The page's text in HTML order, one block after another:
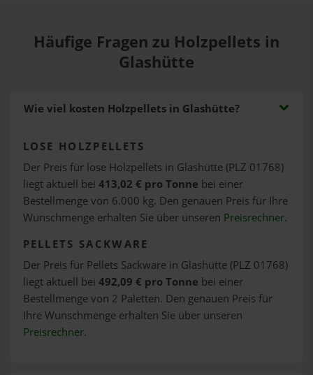
Häufige Fragen zu Holzpellets in
Glashütte
Wie viel kosten Holzpellets in Glashütte?
LOSE HOLZPELLETS
Der Preis für lose Holzpellets in Glashütte (PLZ 01768)
liegt aktuell bei 413,02 € pro Tonne bei einer
Bestellmenge von 6.000 kg. Den genauen Preis für Ihre
Wunschmenge erhalten Sie über unseren Preisrechner.
PELLETS SACKWARE
Der Preis für Pellets Sackware in Glashütte (PLZ 01768)
liegt aktuell bei 492,09 € pro Tonne bei einer
Bestellmenge von 2 Paletten. Den genauen Preis für
Ihre Wunschmenge erhalten Sie über unseren
Preisrechner.